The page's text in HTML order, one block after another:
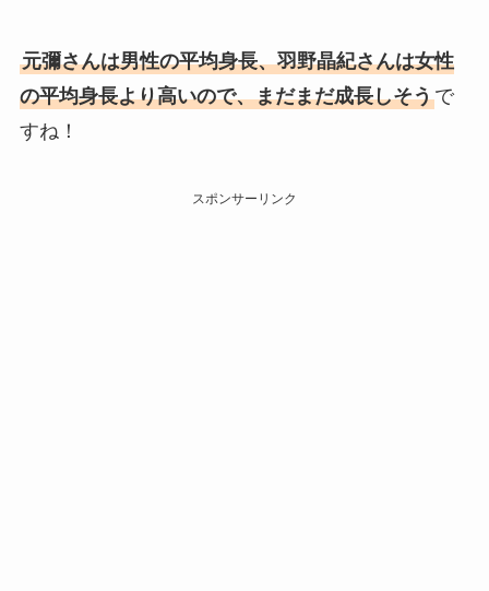
元彌さんは男性の平均身長、羽野晶紀さんは女性
の平均身長より高いので、まだまだ成長しそうで
すね！
スポンサーリンク